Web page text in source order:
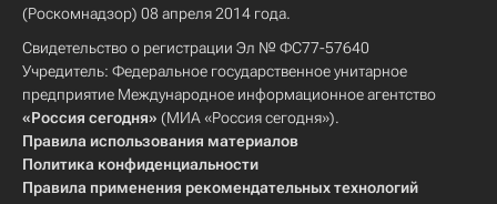
(Роскомнадзор) 08 апреля 2014 года.
Свидетельство о регистрации Эл № ФС77-57640
Учредитель: Федеральное государственное унитарное
предприятие Международное информационное агентство
«Россия сегодня» (МИА «Россия сегодня»).
Правила использования материалов
Политика конфиденциальности
Правила применения рекомендательных технологий